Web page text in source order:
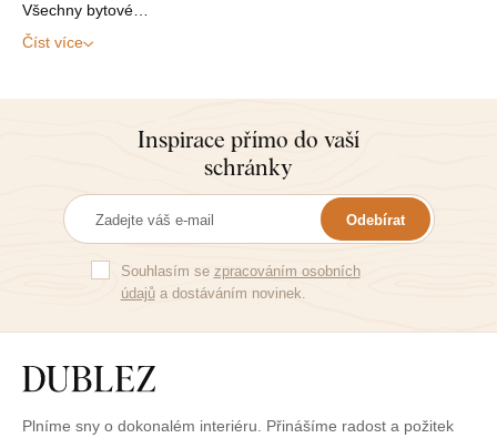
Všechny bytové…
Číst více
Inspirace přímo do vaší
schránky
Odebírat
Souhlasím se zpracováním osobních
údajůa dostáváním novinek.
Plníme sny o dokonalém interiéru. Přinášíme radost a požitek